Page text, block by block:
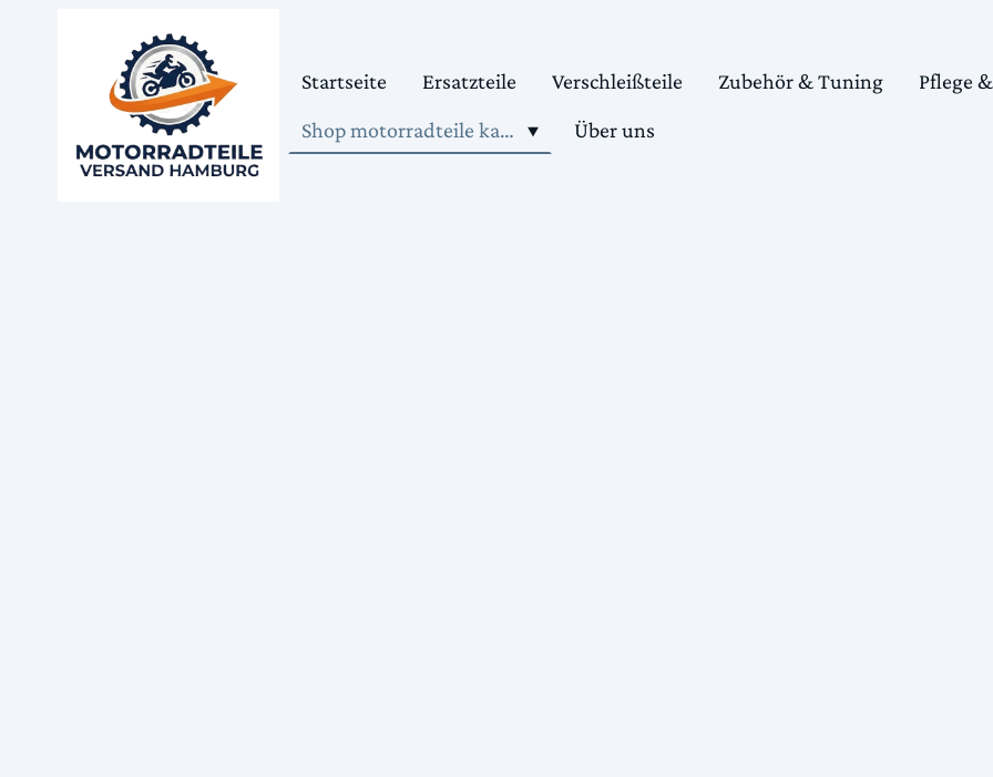
Startseite Ersatzteile Verschleißteile Zubehör & Tuning
Pflege
Shop motorradteile kaufen
Über uns